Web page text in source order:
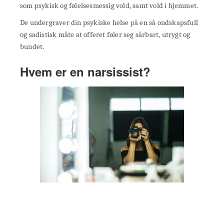
som psykisk og følelsesmessig vold, samt vold i hjemmet.
De undergraver din psykiske helse på en så ondskapsfull
og sadistisk måte at offeret føler seg sårbart, utrygt og
bundet.
Hvem er en narsissist?